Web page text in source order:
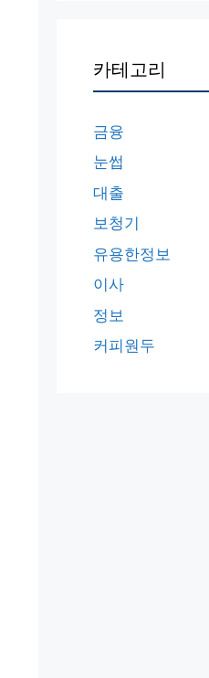
카테고리
금융
눈썹
대출
보청기
유용한정보
이사
정보
커피원두